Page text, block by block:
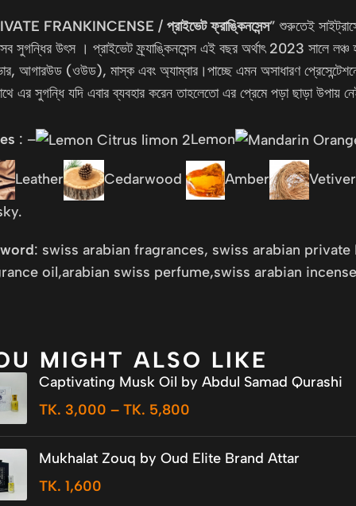
FRANKINCENSE /প্রাইভেট ফ্রাঙ্কিনসেন্স” শুরুতেই
সুগন্ধির উৎস । প্রাইভেট ফ্র্যাঙ্কিনসেন্স এই বছর অর্থাৎ 2023 সালে লঞ্চ
আগারউড (ওউড), মাস্ক এবং অ্যাম্বার।পাচ্ছে এমন অসাধারণ
এর সুগন্ধি যদি এবার ব্যবহার করেন তাহলেতো এর প্রেমে পড়া ছাড়া উপায়
: – Lemon
Leather Cedarwood Amber Vetiver
: swiss arabian fragrances, swiss arabian
oil,arabian swiss perfume,swiss arabian
MIGHT ALSO LIKE
Captivating Musk Oil by Abdul Samad Qurashi
TK. 3,000 – TK. 5,800
Mukhalat Zouq by Oud Elite Brand Attar
TK.1,600